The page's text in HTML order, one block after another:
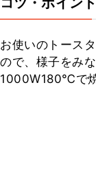
お使いのトース
ので、様子をみ
1000W180℃で焼